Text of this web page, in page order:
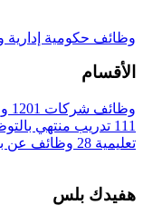
وظائف حكومية إدارية
الأقسام
وظائف شركات 1201
111 تدريب منتهي
تعليمية 28 وظائف عن
هفيدك بلس